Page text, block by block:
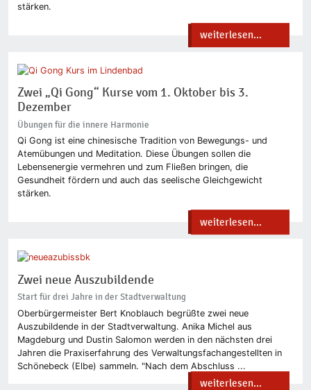
stärken.
weiterlesen...
Zwei „Qi Gong“ Kurse vom 1. Oktober bis 3.
Dezember
Übungen für die innere Harmonie
Qi Gong ist eine chinesische Tradition von Bewegungs- und
Atemübungen und Meditation. Diese Übungen sollen die
Lebensenergie vermehren und zum Fließen bringen, die
Gesundheit fördern und auch das seelische Gleichgewicht
stärken.
weiterlesen...
Zwei neue Auszubildende
Start für drei Jahre in der Stadtverwaltung
Oberbürgermeister Bert Knoblauch begrüßte zwei neue
Auszubildende in der Stadtverwaltung. Anika Michel aus
Magdeburg und Dustin Salomon werden in den nächsten drei
Jahren die Praxiserfahrung des Verwaltungsfachangestellten in
Schönebeck (Elbe) sammeln. "Nach dem Abschluss ...
weiterlesen...